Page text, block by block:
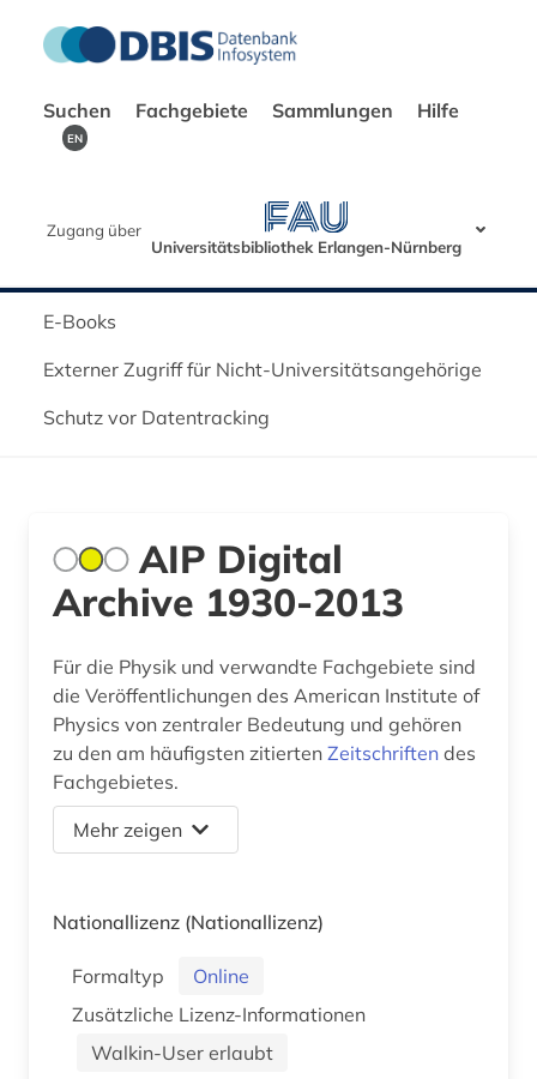
Suchen Fachgebiete Sammlungen Hilfe
EN
Zugang über
Universitätsbibliothek Erlangen-Nürnberg
E-Books
Externer Zugriff für Nicht-Universitätsangehörige
Schutz vor Datentracking
AIP Digital
Archive 1930-2013
Für die Physik und verwandte Fachgebiete sind
die Veröffentlichungen des American Institute of
Physics von zentraler Bedeutung und gehören
zu den am häufigsten zitierten Zeitschriften des
Fachgebietes.
Mehr zeigen
Nationallizenz (Nationallizenz)
Formaltyp
Online
Zusätzliche Lizenz-Informationen
Walkin-User erlaubt